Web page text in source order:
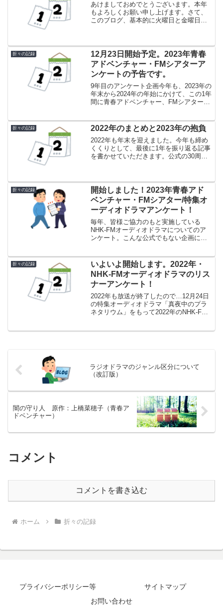
あけましておめでとうございます。本年
もよろしくお願い申し上げます。さて、
このブログ、基本的に火曜日と金曜日に
例年になく真面目に、2016年の当ブログ
の抱負などを書い...
折々の記録
12月23日開始予定。2023年青春
アドベンチャー・FMシアターア
ンケートの予告です。
9年目のアンケート企画今年も、2023年の
年末から2024年の年始にかけて、この1年
間に青春アドベンチャー、FMシアター/
施します。2015年にスタートしたこのア
ンケー...
折々の記録 2022年のまとめと2023年の抱負
2022年も年末を迎えました。今年も締め
くくりとして、最後に1年を振り返る記事
を書かせていただきます。公式の30周年
すよね、30年ですよ！実は相当の長寿番
組なの...
折々の記録
開始しました！2023年青春アド
ベンチャー・FMシアター/特集オ
ーディオドラマアンケート！
毎年、皆様ご協力のもと実施している
NHK-FMオーディオドラマについてのア
ンケート。こんな公式でもない企画にご
みに微笑む、クリスマス」をもってすべ
ての放送が終了しましたので、早速スタ
ートします。
折々の記録
いよいよ開始します。2022年・
NHK-FMオーディオドラマのリス
ナーアンケート！
2022年も放送が終了したので…12月24日
の特集オーディオドラマ「真夜中のプラ
ネタリウム」をもって2022年のNHK-FM
ラジオドラマのジャンル区分について
（改訂版）
闇の守り人 原作：上橋菜穂子（青春ア
ドベンチャー）
コメント
コメントを書き込む
ホーム 折々の記録
プライバシーポリシー等
サイトマップ
お問い合わせ